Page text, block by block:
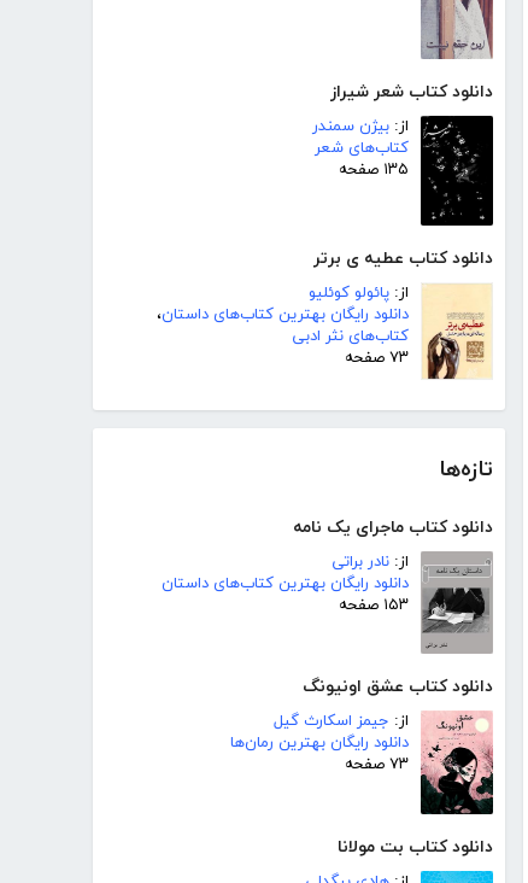
دانلود کتاب شعر شیراز
از: بیژن سمندر
کتاب‌های شعر
۱۳۵ صفحه
دانلود کتاب عطیه ی برتر
از: پائولو کوئلیو
دانلود رایگان بهترین کتاب‌های داستان،
کتاب‌های نثر ادبی
۷۳ صفحه
تازه‌ها
دانلود کتاب ماجرای یک نامه
از: نادر براتی
دانلود رایگان بهترین کتاب‌های داستان
۱۵۳ صفحه
دانلود کتاب عشق اونیونگ
از: جیمز اسکارث گیل
دانلود رایگان بهترین رمان‌ها
۷۳ صفحه
دانلود کتاب بت مولانا